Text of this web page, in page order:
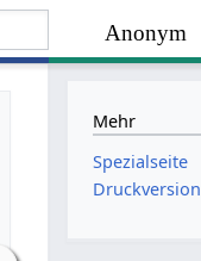
Anonym
Mehr
Spezialseite
Druckversion